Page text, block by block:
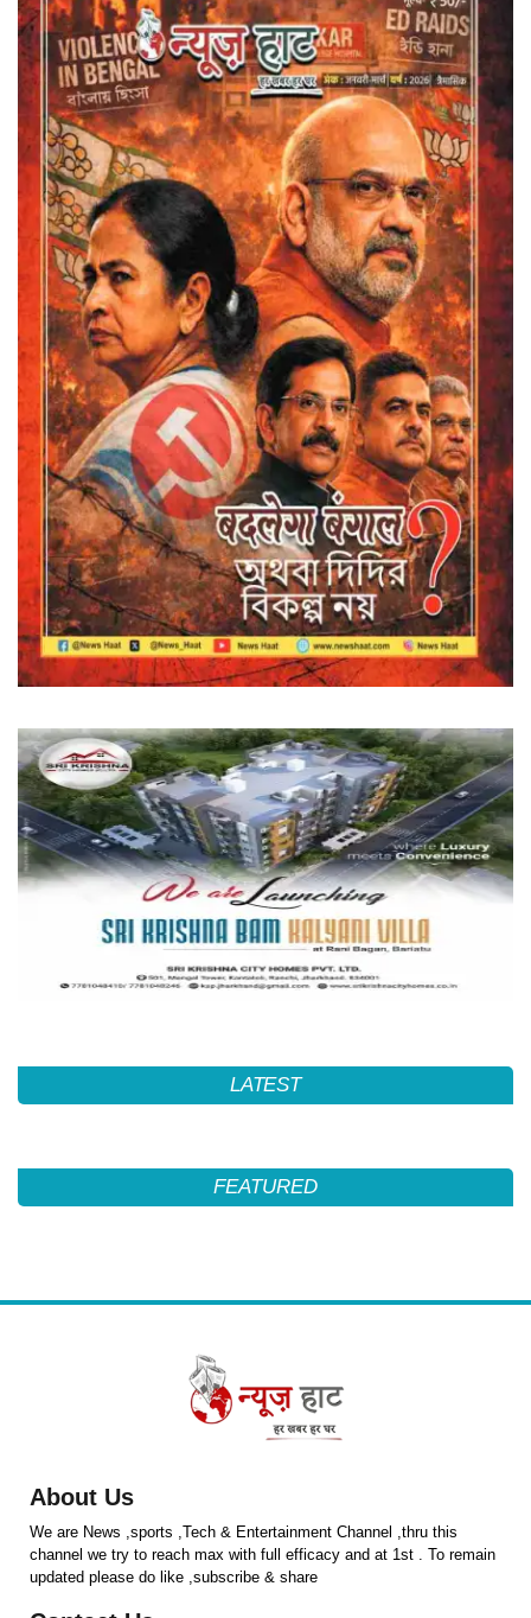
LATEST
FEATURED
About Us
We are News ,sports ,Tech & Entertainment Channel ,thru this
channel we try to reach max with full efficacy and at 1st . To remain
updated please do like ,subscribe & share